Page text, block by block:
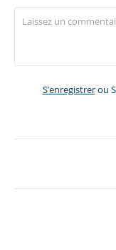
S’enregistrerou